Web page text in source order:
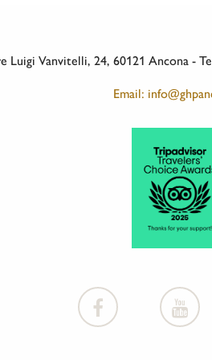
Luigi Vanvitelli, 24, 60121 Ancona -
Email: